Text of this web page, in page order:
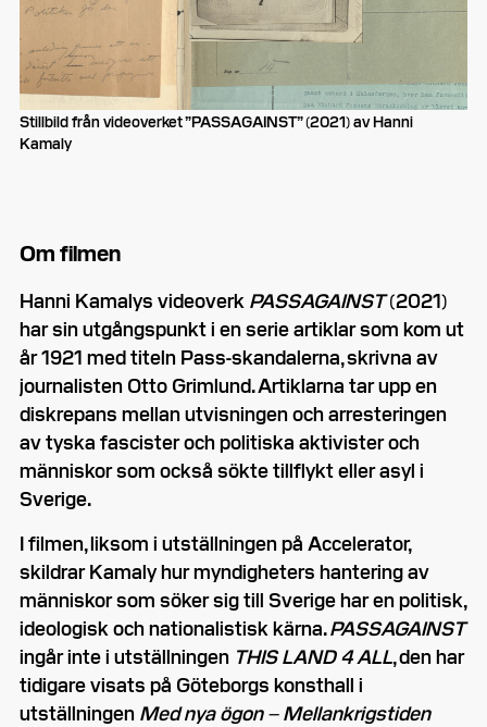
Stillbild från videoverket ”PASSAGAINST” (2021) av Hanni
Kamaly
Om filmen
Hanni Kamalys videoverk PASSAGAINST(2021)
har sin utgångspunkt i en serie artiklar som kom ut
år 1921 med titeln Pass-skandalerna, skrivna av
journalisten Otto Grimlund. Artiklarna tar upp en
diskrepans mellan utvisningen och arresteringen
av tyska fascister och politiska aktivister och
människor som också sökte tillflykt eller asyl i
Sverige.
I filmen, liksom i utställningen på Accelerator,
skildrar Kamaly hur myndigheters hantering av
människor som söker sig till Sverige har en politisk,
ideologisk och nationalistisk kärna.PASSAGAINST
ingår inte i utställningen THIS LAND 4 ALL, den har
tidigare visats på Göteborgs konsthall i
utställningen Med nya ögon – Mellankrigstiden